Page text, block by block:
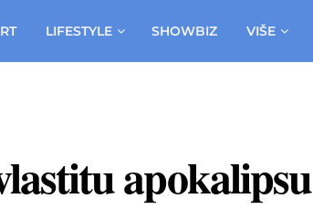
LIFESTYLE SHOWBIZ VIŠE
apokalipsu